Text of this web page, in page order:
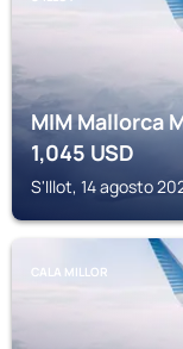
MIM Mallorca
1,045USD
S'Illot, 14 agosto
CALA MILLOR